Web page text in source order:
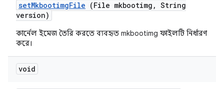
setMkbootimgFile (File mkbootimg , String
version)
কার্নেল ইমেজ তৈরি করতে ব্যবহৃত mkbootimg ফাইলটি নির্ধারণ
করে।
void